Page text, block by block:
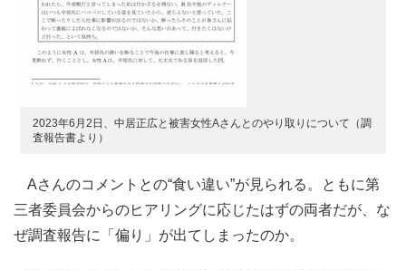
2023年6月2日、中居正広と被害女性Aさんとのやり取りについて（調
査報告書より）
Aさんのコメントとの“食い違い”が見られる。ともに第
三者委員会からのヒアリングに応じたはずの両者だが、な
ぜ調査報告に「偏り」が出てしまったのか。